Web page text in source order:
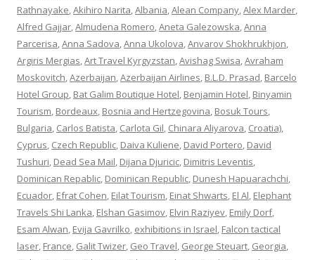
Rathnayake,Akihiro Narita,Albania,Alean Company,Alex Marder,
Alfred Gajjar,Almudena Romero,Aneta Galezowska,Anna
Parcerisa,Anna Sadova,Anna Ukolova,Anvarov Shokhrukhjon,
Argiris Mergias,Art Travel Kyrgyzstan,Avishag Swisa,Avraham
Moskovitch,Azerbaijan,Azerbaijan Airlines, B.L.D. Prasad, Barcelo
Hotel Group, Bat Galim Boutique Hotel, Benjamin Hotel, Binyamin
Tourism, Bordeaux, Bosnia and Hertzegovina, Bosuk Tours,
Bulgaria, Carlos Batista, Carlota Gil, Chinara Aliyarova, Croatia),
Cyprus, Czech Republic, Daiva Kuliene, David Portero, David
Tushuri, Dead Sea Mail, Dijana Djuricic, Dimitris Leventis,
Dominican Repablic, Dominican Republic, Dunesh Hapuarachchi,
Ecuador, Efrat Cohen, Eilat Tourism, Einat Shwarts, El Al, Elephant
Travels Shi Lanka, Elshan Gasimov, Elvin Raziyev, Emily Dorf,
Esam Alwan, Evija Gavrilko, exhibitions in Israel, Falcon tactical
laser, France, Galit Twizer, Geo Travel, George Steuart, Georgia,